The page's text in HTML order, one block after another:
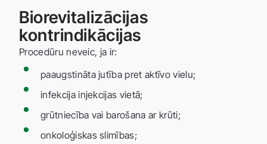
Biorevitalizācijas
kontrindikācijas
Procedūru neveic, ja ir:
paaugstināta jutība pret aktīvo vielu;
infekcija injekcijas vietā;
grūtniecība vai barošana ar krūti;
onkoloģiskas slimības;